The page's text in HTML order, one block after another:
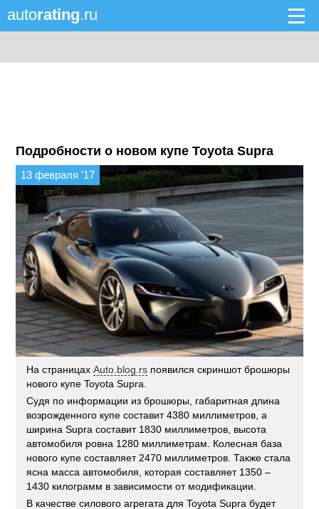
autorating.ru
Подробности о новом купе Toyota Supra
13 февраля '17
На страницахAuto.blog.rs появился скриншот брошюры
нового купе Toyota Supra.
Судя по информации из брошюры, габаритная длина
возрожденного купе составит 4380 миллиметров, а
ширина Supra составит 1830 миллиметров, высота
автомобиля ровна 1280 миллиметрам. Колесная база
нового купе составляет 2470 миллиметров. Также стала
ясна масса автомобиля, которая составляет 1350 –
1430 килограмм в зависимости от модификации.
В качестве силового агрегата для Toyota Supra будет